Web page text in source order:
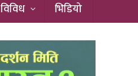
विविध भिडियो